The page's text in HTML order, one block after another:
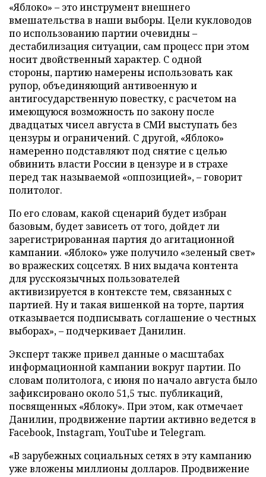
«Яблоко» – это инструмент внешнего
вмешательства в наши выборы. Цели кукловодов
по использованию партии очевидны –
дестабилизация ситуации, сам процесс при этом
носит двойственный характер. С одной
стороны, партию намерены использовать как
рупор, объединяющий антивоенную и
антигосударственную повестку, с расчетом на
имеющуюся возможность по закону после
двадцатых чисел августа в СМИ выступать без
цензуры и ограничений. С другой, «Яблоко»
намеренно подставляют под снятие с целью
обвинить власти России в цензуре и в страхе
перед так называемой «оппозицией», – говорит
политолог.
По его словам, какой сценарий будет избран
базовым, будет зависеть от того, дойдет ли
зарегистрированная партия до агитационной
кампании. «Яблоко» уже получило «зеленый свет»
во вражеских соцсетях. В них выдача контента
для русскоязычных пользователей
активизируется в контексте тем, связанных с
партией. Ну и такая вишенкой на торте, партия
отказывается подписывать соглашение о честных
выборах», – подчеркивает Данилин.
Эксперт также привел данные о масштабах
информационной кампании вокруг партии. По
словам политолога, с июня по начало августа было
зафиксировано около 51,5 тыс. публикаций,
посвященных «Яблоку». При этом, как отмечает
Данилин, продвижение партии активно ведется в
Facebook, Instagram, YouTube и Telegram.
«В зарубежных социальных сетях в эту кампанию
уже вложены миллионы долларов. Продвижение